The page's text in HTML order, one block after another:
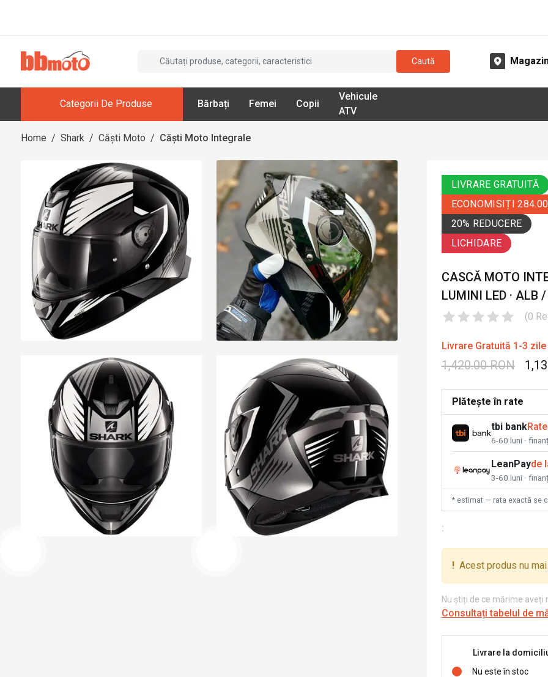
Caută
Categorii De Produse Bărbați Femei Copii
Vehicule
ATV
Home / Shark / Căști Moto / Căști Moto Integrale
LIVRARE GRATUITĂ
ECONOMISIȚI
20% REDUCERE
LICHIDARE
CASCĂ MOTO
LUMINI LED · ALB
(0
Livrare Gratuită 1-3
1,420.00 RON
Plătește în rate
tbi bank
6-60 luni ·
LeanPayde
3-60 luni ·
* estimat — rata exactă se
:
! Acest produs nu
Nu știți de ce mărime aveți
Consultați tabelul de
Livrare la
Nu este în stoc